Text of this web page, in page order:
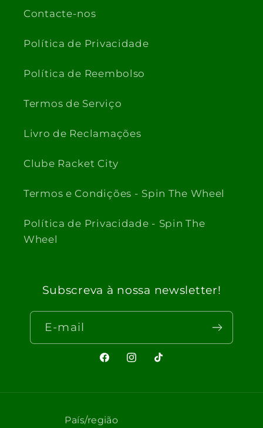
Contacte-nos
Política de Privacidade
Política de Reembolso
Termos de Serviço
Livro de Reclamações
Clube Racket City
Termos e Condições - Spin The Wheel
Política de Privacidade - Spin The
Wheel
Subscreva à nossa newsletter!
E-mail
FacebookInstagram
TikTok
País/região